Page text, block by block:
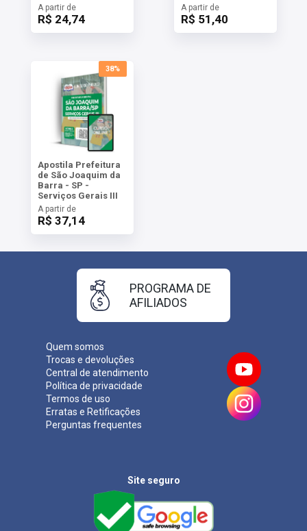
A partir de
R$ 24,74
A partir de
R$ 51,40
38%
Apostila Prefeitura
de São Joaquim da
Barra - SP -
Serviços Gerais III
A partir de
R$ 37,14
Quem somos
Trocas e devoluções
Central de atendimento
Política de privacidade
Termos de uso
Erratas e Retificações
Perguntas frequentes
PROGRAMA DE
AFILIADOS
Site seguro